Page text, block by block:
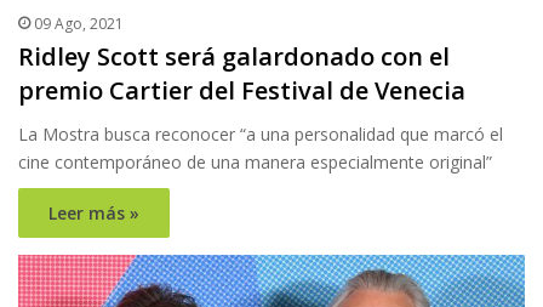
09 Ago, 2021
Ridley Scott será galardonado con el
premio Cartier del Festival de Venecia
La Mostra busca reconocer “a una personalidad que marcó el
cine contemporáneo de una manera especialmente original”
Leer más »